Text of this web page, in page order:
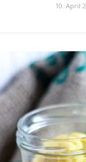
10. April